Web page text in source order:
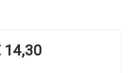
Prezzo
14,30